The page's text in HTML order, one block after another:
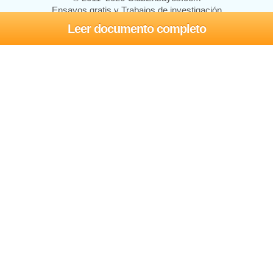
Leer documento completo
Ensayos gratis y Trabajos de investigación